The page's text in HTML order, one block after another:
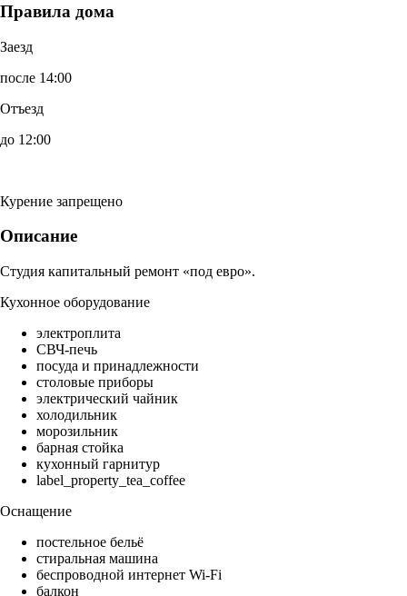
Правила дома
Заезд
после 14:00
Отъезд
до 12:00
Курение запрещено
Описание
Студия капитальный ремонт «под евро».
Кухонное оборудование
электроплита
СВЧ-печь
посуда и принадлежности
столовые приборы
электрический чайник
холодильник
морозильник
барная стойка
кухонный гарнитур
label_property_tea_coffee
Оснащение
постельное бельё
стиральная машина
беспроводной интернет Wi-Fi
балкон